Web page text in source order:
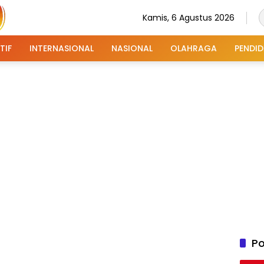
Kamis, 6 Agustus 2026
INTERNASIONAL NASIONAL OLAHRAGA